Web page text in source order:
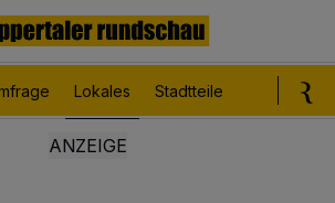
Lokales Stadtteile